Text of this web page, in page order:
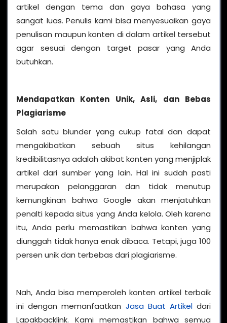
artikel dengan tema dan gaya bahasa yang
sangat luas. Penulis kami bisa menyesuaikan gaya
penulisan maupun konten di dalam artikel tersebut
agar sesuai dengan target pasar yang Anda
butuhkan.
Mendapatkan Konten Unik, Asli, dan Bebas
Plagiarisme
Salah satu blunder yang cukup fatal dan dapat
mengakibatkan sebuah situs kehilangan
kredibilitasnya adalah akibat konten yang menjiplak
artikel dari sumber yang lain. Hal ini sudah pasti
merupakan pelanggaran dan tidak menutup
kemungkinan bahwa Google akan menjatuhkan
penalti kepada situs yang Anda kelola. Oleh karena
itu, Anda perlu memastikan bahwa konten yang
diunggah tidak hanya enak dibaca. Tetapi, juga 100
persen unik dan terbebas dari plagiarisme.
Nah, Anda bisa memperoleh konten artikel terbaik
ini dengan memanfaatkan Jasa Buat Artikeldari
Lapakbacklink. Kami memastikan bahwa semua